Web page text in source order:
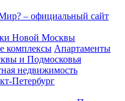
– официальный сайт
Новой Москвы
комплексы Апартаменты
и Подмосковья
недвижимость
Петербург